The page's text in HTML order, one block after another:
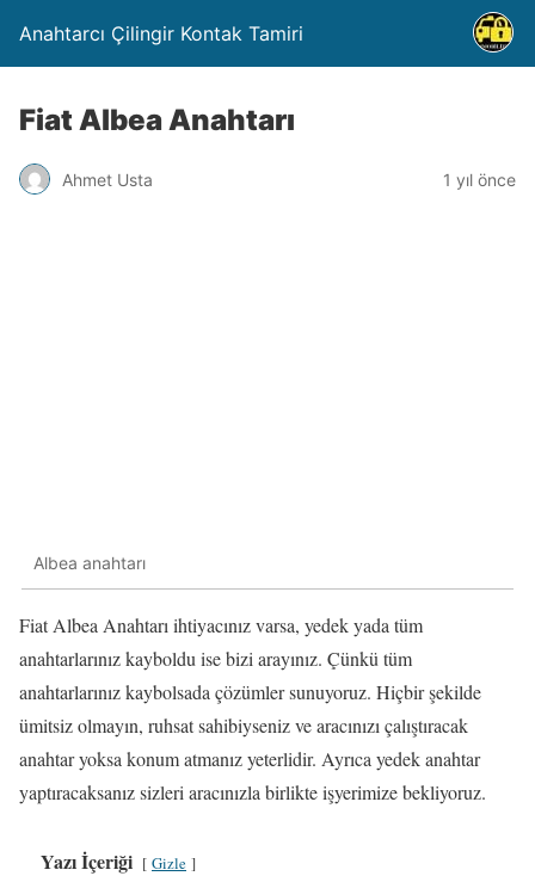
Anahtarcı Çilingir Kontak Tamiri
Fiat Albea Anahtarı
Ahmet Usta 1 yıl önce
Albea anahtarı
Fiat Albea Anahtarı ihtiyacınız varsa, yedek yada tüm
anahtarlarınız kayboldu ise bizi arayınız. Çünkü tüm
anahtarlarınız kaybolsada çözümler sunuyoruz. Hiçbir şekilde
ümitsiz olmayın, ruhsat sahibiyseniz ve aracınızı çalıştıracak
anahtar yoksa konum atmanız yeterlidir. Ayrıca yedek anahtar
yaptıracaksanız sizleri aracınızla birlikte işyerimize bekliyoruz.
Yazı İçeriği Gizle